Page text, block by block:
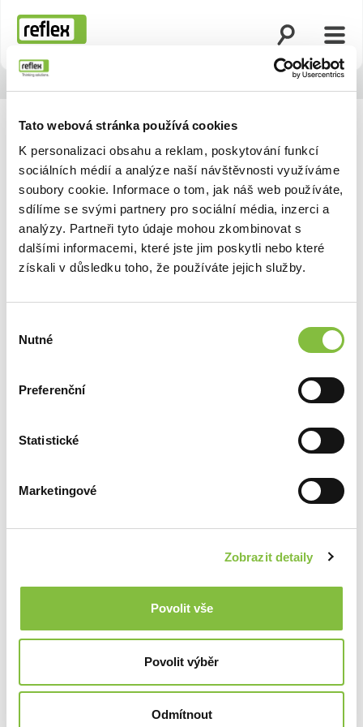
Tato webová stránka používá cookies
K personalizaci obsahu a reklam, poskytování funkcí
sociálních médií a analýze naší návštěvnosti využíváme
soubory cookie. Informace o tom, jak náš web používáte,
sdílíme se svými partnery pro sociální média, inzerci a
analýzy. Partneři tyto údaje mohou zkombinovat s
dalšími informacemi, které jste jim poskytli nebo které
získali v důsledku toho, že používáte jejich služby.
souhlasu
Nutné
Preferenční
Statistické
Marketingové
Zobrazit detaily
Povolit vše
Povolit výběr
Odmítnout
Domovská stránka
Otevřít